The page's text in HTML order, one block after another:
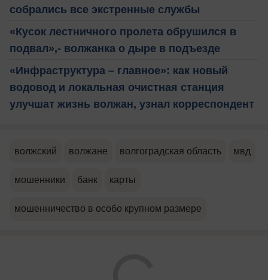
собрались все экстренные службы
«Кусок лестничного пролета обрушился в
подвал»,- волжанка о дыре в подъезде
«Инфраструктура – главное»: как новый
водовод и локальная очистная станция
улучшат жизнь волжан, узнал корреспондент
волжский волжане волгоградская область мвд
мошенники банк карты
мошенничество в особо крупном размере